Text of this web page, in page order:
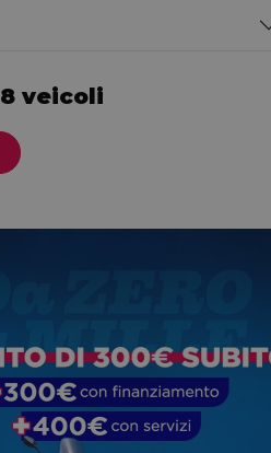
8 veicoli